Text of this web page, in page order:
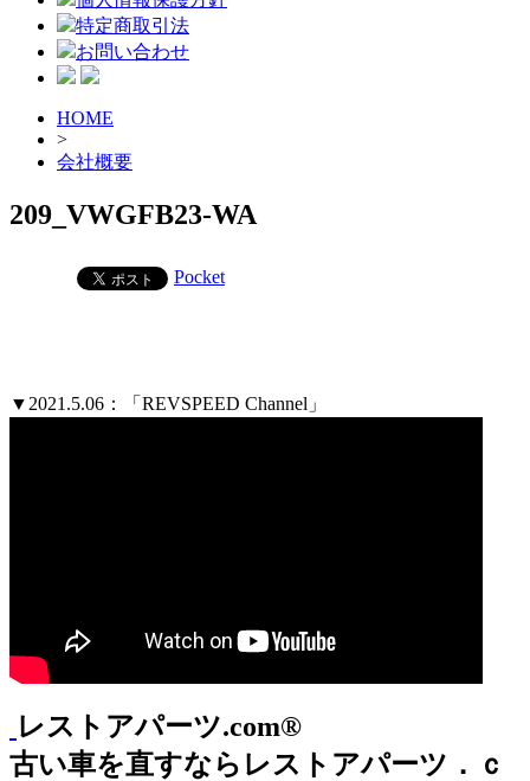
特定商取引法
お問い合わせ
HOME
>
会社概要
209_VWGFB23-WA
Pocket
▼2021.5.06：「REVSPEED Channel」
レストアパーツ.com®
古い車を直すならレストアパーツ．ｃ